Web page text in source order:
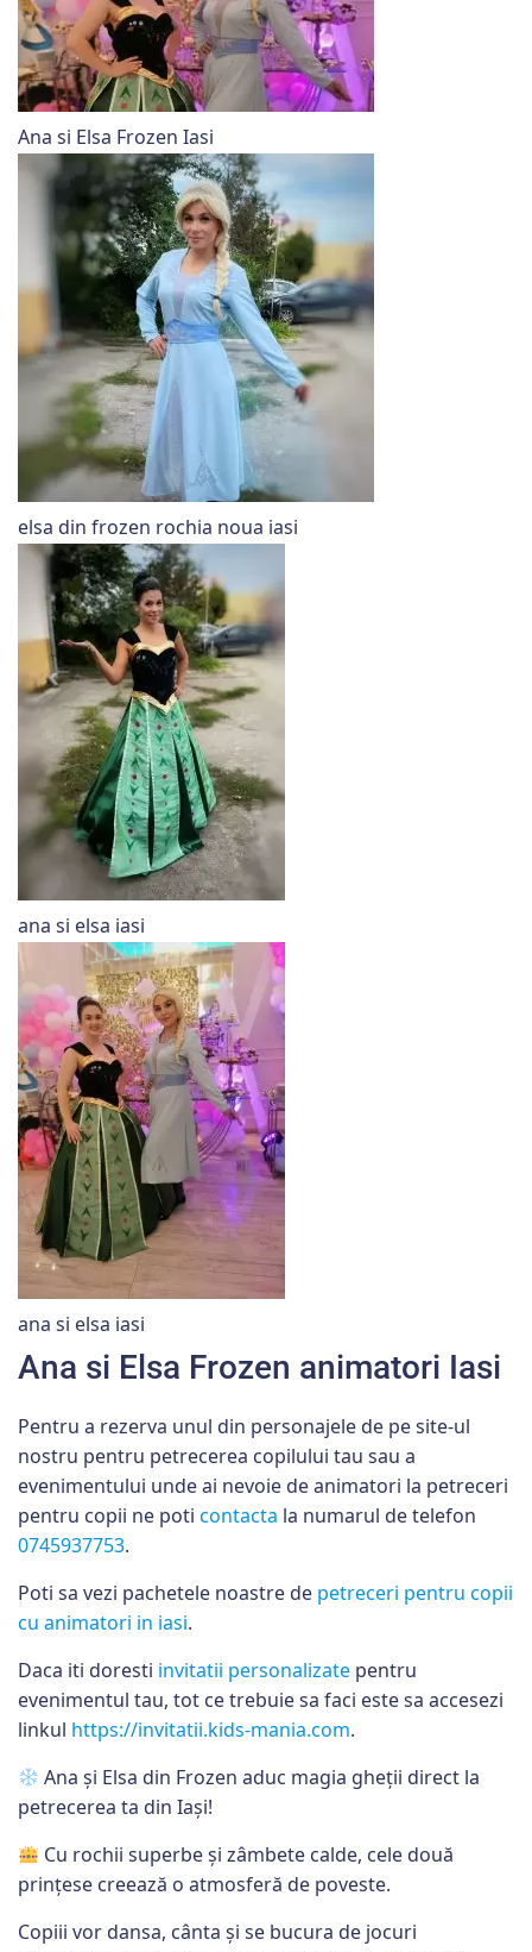
Ana si Elsa Frozen Iasi
elsa din frozen rochia noua iasi
ana si elsa iasi
ana si elsa iasi
Ana si Elsa Frozen animatori Iasi
Pentru a rezerva unul din personajele de pe site-ul
nostru pentru petrecerea copilului tau sau a
evenimentului unde ai nevoie de animatori la petreceri
pentru copii ne poti contacta la numarul de telefon
0745937753.
Poti sa vezi pachetele noastre de petreceri pentru copii
cu animatori in iasi.
Daca iti doresti invitatii personalizate pentru
evenimentul tau, tot ce trebuie sa faci este sa accesezi
linkul https://invitatii.kids-mania.com.
Ana și Elsa din Frozen aduc magia gheții direct la
petrecerea ta din Iași!
Cu rochii superbe și zâmbete calde, cele două
prințese creează o atmosferă de poveste.
Copiii vor dansa, cânta și se bucura de jocuri